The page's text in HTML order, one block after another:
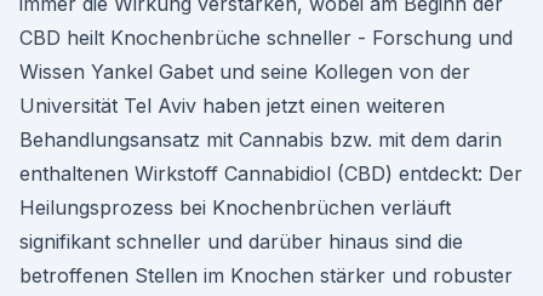
CBD heilt Knochenbrüche schneller - Forschung und
Wissen Yankel Gabet und seine Kollegen von der
Universität Tel Aviv haben jetzt einen weiteren
Behandlungsansatz mit Cannabis bzw. mit dem darin
enthaltenen Wirkstoff Cannabidiol (CBD) entdeckt: Der
Heilungsprozess bei Knochenbrüchen verläuft
signifikant schneller und darüber hinaus sind die
betroffenen Stellen im Knochen stärker und robuster